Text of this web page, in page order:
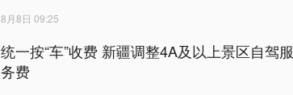
8月8日 09:25
统一按“车”收费 新疆调整4A及以上景区自驾服
务费